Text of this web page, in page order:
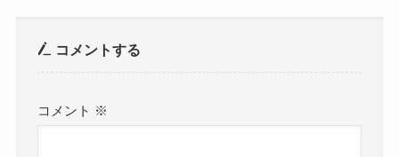
コメントする
コメント ※